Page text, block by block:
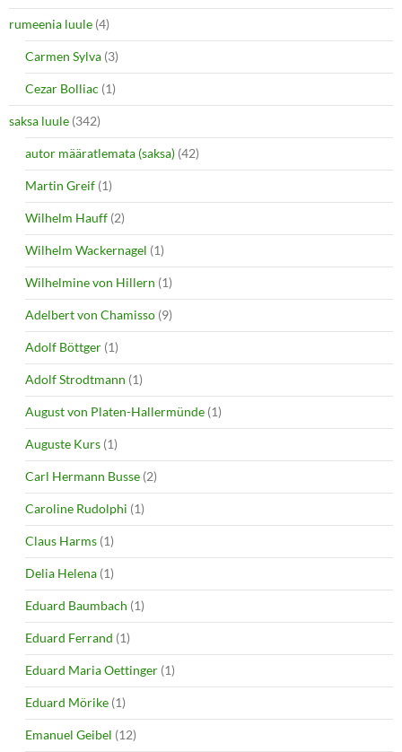
rumeenia luule (4)
Carmen Sylva (3)
Cezar Bolliac (1)
saksa luule (342)
autor määratlemata (saksa) (42)
Martin Greif (1)
Wilhelm Hauff (2)
Wilhelm Wackernagel (1)
Wilhelmine von Hillern (1)
Adelbert von Chamisso (9)
Adolf Böttger (1)
Adolf Strodtmann (1)
August von Platen-Hallermünde (1)
Auguste Kurs (1)
Carl Hermann Busse (2)
Caroline Rudolphi (1)
Claus Harms (1)
Delia Helena (1)
Eduard Baumbach (1)
Eduard Ferrand (1)
Eduard Maria Oettinger (1)
Eduard Mörike (1)
Emanuel Geibel (12)